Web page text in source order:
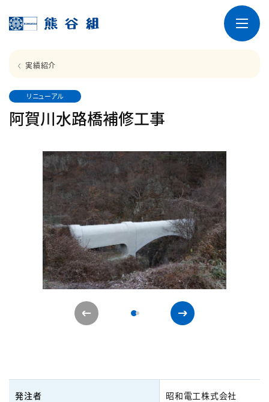
実績紹介
リニューアル
阿賀川水路橋補修工事
発注者 昭和電工株式会社